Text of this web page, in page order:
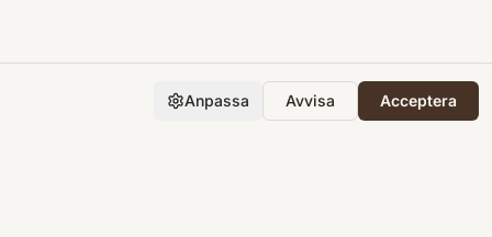
Anpassa Avvisa Acceptera